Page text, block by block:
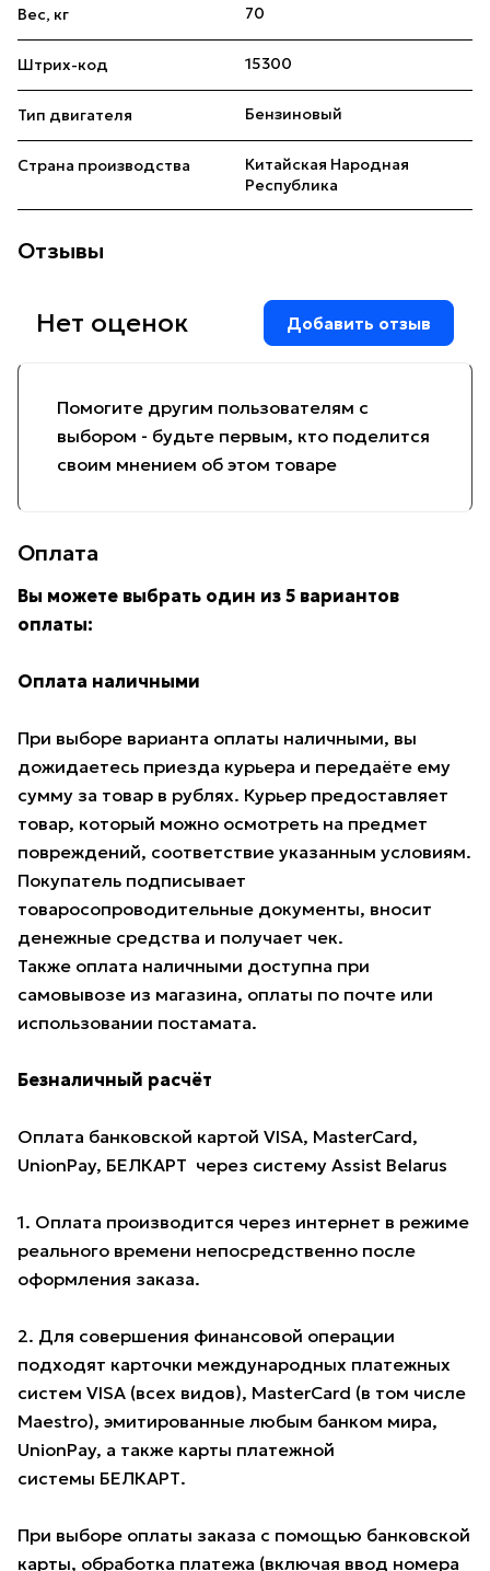
Вес, кг 70
Штрих-код 15300
Тип двигателя Бензиновый
Страна производства
Китайская Народная
Республика
Отзывы
Помогите другим пользователям с
выбором - будьте первым, кто поделится
своим мнением об этом товаре
Нет оценок Добавить отзыв
Оплата
Вы можете выбрать один из 5 вариантов
оплаты:
Оплата наличными
При выборе варианта оплаты наличными, вы
дожидаетесь приезда курьера и передаёте ему
сумму за товар в рублях. Курьер предоставляет
товар, который можно осмотреть на предмет
повреждений, соответствие указанным условиям.
Покупатель подписывает
товаросопроводительные документы, вносит
денежные средства и получает чек.
Также оплата наличными доступна при
самовывозе из магазина, оплаты по почте или
использовании постамата.
Безналичный расчёт
Оплата банковской картой VISA, MasterCard,
UnionPay, БЕЛКАРТ через систему Assist Belarus
1. Оплата производится через интернет в режиме
реального времени непосредственно после
оформления заказа.
2. Для совершения финансовой операции
подходят карточки международных платежных
систем VISA (всех видов), MasterCard (в том числе
Maestro), эмитированные любым банком мира,
UnionPay, а также карты платежной
системы БЕЛКАРТ.
При выборе оплаты заказа с помощью банковской
карты, обработка платежа (включая ввод номера